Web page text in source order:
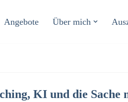
Angebote Über mich
KI und die Sache